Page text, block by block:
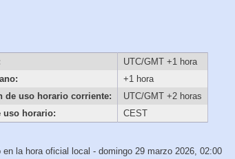
UTC/GMT +1 hora
+1 hora
de uso horario corriente:
UTC/GMT +2 horas
uso horario:
CEST
la hora oficial local - domingo 29 marzo 2026, 02:00